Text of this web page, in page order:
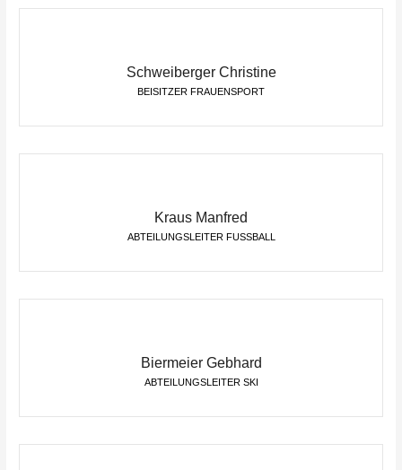
Schweiberger Christine
BEISITZER FRAUENSPORT
Kraus Manfred
ABTEILUNGSLEITER FUSSBALL
Biermeier Gebhard
ABTEILUNGSLEITER SKI